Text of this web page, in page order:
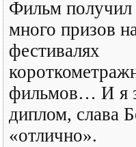
Фильм получил
много призов
фестивалях
фильмов… И я
диплом, слава
«отлично».